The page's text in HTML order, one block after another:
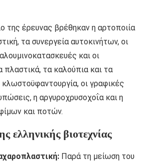
της έρευνας βρέθηκαν η αρτοποιία
τα συνεργεία αυτοκινήτων, οι
και οι
πλαστικά, τα καλούπια και τα
κλωστοϋφαντουργία, οι γραφικές
η αργυροχρυσοχοΐα και η
και ποτών.
ελληνικής βιοτεχνίας
Παρά τη μείωση του